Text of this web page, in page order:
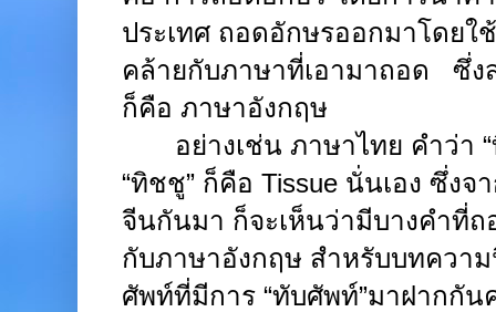
ประเทศ ถอดอักษรออกมาโดยใ
คล้ายกับภาษาที่เอามาถอด
ซึ่ง
ก็คือ ภาษาอังกฤษ
อย่างเช่น ภาษาไทย คำว่า
“ทิชชู” ก็คือ Tissue นั่นเอง ซึ่งจ
จีนกันมา ก็จะเห็นว่ามีบางคำที่ถ
กับภาษาอังกฤษ สำหรับบทควา
ศัพท์ที่มีการ “ทับศัพท์”มาฝากกัน